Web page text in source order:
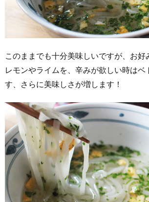
このままでも十分美味しいですが、お好
レモンやライムを、辛みが欲しい時はベ
す、さらに美味しさが増します！